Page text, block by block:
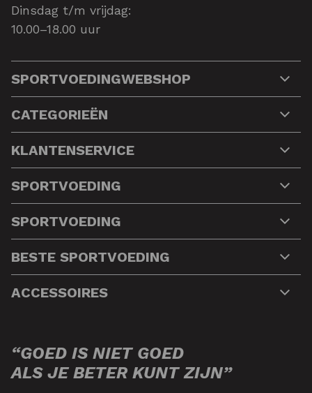
Dinsdag t/m vrijdag:
10.00–18.00 uur
SPORTVOEDINGWEBSHOP
CATEGORIEËN
KLANTENSERVICE
SPORTVOEDING
SPORTVOEDING
BESTE SPORTVOEDING
ACCESSOIRES
“GOED IS NIET GOED
ALS JE BETER KUNT ZIJN”